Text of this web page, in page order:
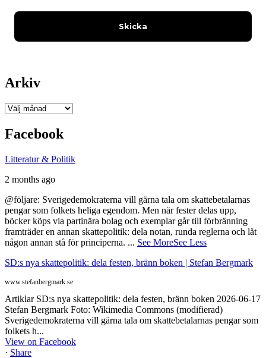
Arkiv
Arkiv
Facebook
Litteratur & Politik
2 months ago
@följare: Sverigedemokraterna vill gärna tala om skattebetalarnas
pengar som folkets heliga egendom. Men när fester delas upp,
böcker köps via partinära bolag och exemplar går till förbränning
framträder en annan skattepolitik: dela notan, runda reglerna och låt
någon annan stå för principerna. ... See MoreSee Less
SD:s nya skattepolitik: dela festen, bränn boken | Stefan Bergmark
www.stefanbergmark.se
Artiklar SD:s nya skattepolitik: dela festen, bränn boken 2026-06-17
Stefan Bergmark Foto: Wikimedia Commons (modifierad)
Sverigedemokraterna vill gärna tala om skattebetalarnas pengar som
folkets h...
View on Facebook
· Share